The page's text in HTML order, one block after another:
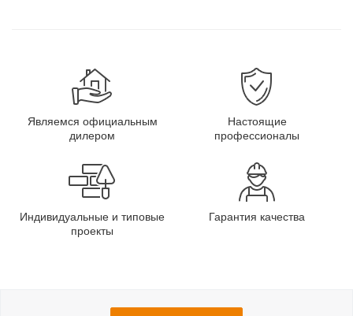
Являемся официальным
дилером
Настоящие
профессионалы
Индивидуальные и типовые
проекты
Гарантия качества